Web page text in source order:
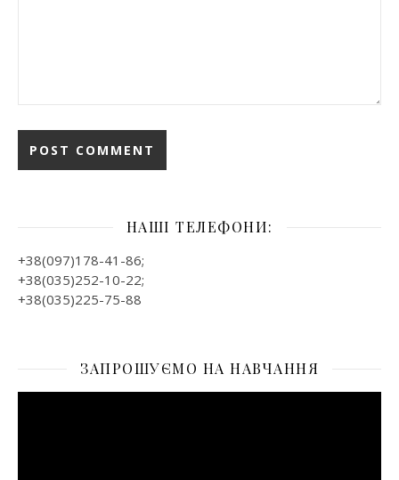
НАШІ ТЕЛЕФОНИ:
+38(097)178-41-86;
+38(035)252-10-22;
+38(035)225-75-88
ЗАПРОШУЄМО НА НАВЧАННЯ